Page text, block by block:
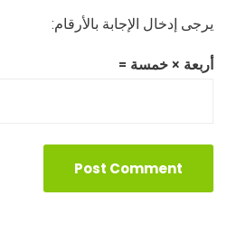
يرجى إدخال الإجابة بالأرقام:
أربعة × خمسة =